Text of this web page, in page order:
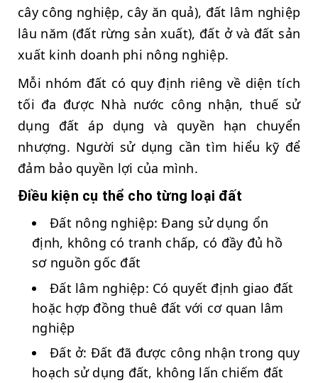
cây công nghiệp, cây ăn quả), đất lâm nghiệp
lâu năm (đất rừng sản xuất), đất ở và đất sản
xuất kinh doanh phi nông nghiệp.
Mỗi nhóm đất có quy định riêng về diện tích
tối đa được Nhà nước công nhận, thuế sử
dụng đất áp dụng và quyền hạn chuyển
nhượng. Người sử dụng cần tìm hiểu kỹ để
đảm bảo quyền lợi của mình.
Điều kiện cụ thể cho từng loại đất
Đất nông nghiệp: Đang sử dụng ổn
định, không có tranh chấp, có đầy đủ hồ
sơ nguồn gốc đất
Đất lâm nghiệp: Có quyết định giao đất
hoặc hợp đồng thuê đất với cơ quan lâm
nghiệp
Đất ở: Đất đã được công nhận trong quy
hoạch sử dụng đất, không lấn chiếm đất